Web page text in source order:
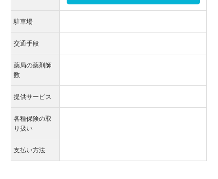
駐車場
交通手段
薬局の薬剤師
数
提供サービス
各種保険の取
り扱い
支払い方法